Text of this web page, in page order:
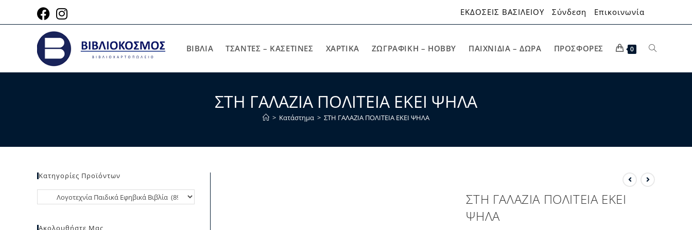
ΕΚΔΟΣΕΙΣ ΒΑΣΙΛΕΙΟΥ Σύνδεση Επικοινωνία
ΒΙΒΛΙΑ ΤΣΑΝΤΕΣ – ΚΑΣΕΤΙΝΕΣ ΧΑΡΤΙΚΆ ΖΩΓΡΑΦΙΚΉ – HOBBY ΠΑΙΧΝΊΔΙΑ – ΔΏΡΑ ΠΡΟΣΦΟΡΈΣ 0
ΣΤΗ ΓΑΛΑΖΙΑ ΠΟΛΙΤΕΙΑ ΕΚΕΙ ΨΗΛΑ
> Κατάστημα > ΣΤΗ ΓΑΛΑΖΙΑ ΠΟΛΙΤΕΙΑ ΕΚΕΙ ΨΗΛΑ
ΣΤΗ ΓΑΛΑΖΙΑ ΠΟΛΙΤΕΙΑ ΕΚΕΙ
ΨΗΛΑ
Κατηγορίες Προϊόντων
Ακολουθήστε Μας